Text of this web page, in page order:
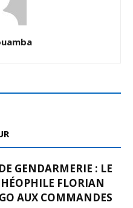
GENDARMERIE : LE
FLORIAN
AUX COMMANDES